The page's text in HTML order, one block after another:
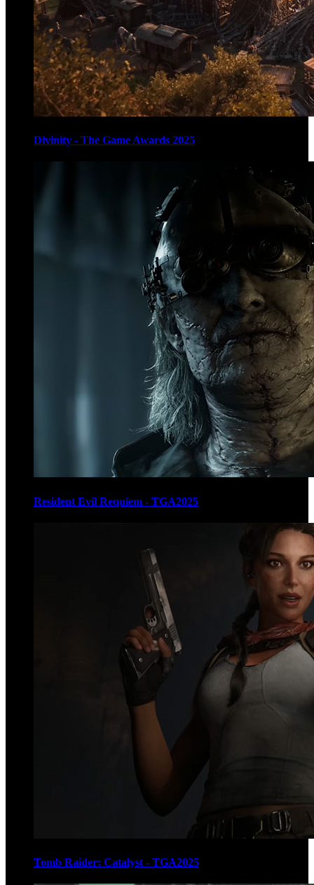
Divinity - The Game Awards 2025
Resident Evil Requiem - TGA2025
Tomb Raider: Catalyst - TGA2025